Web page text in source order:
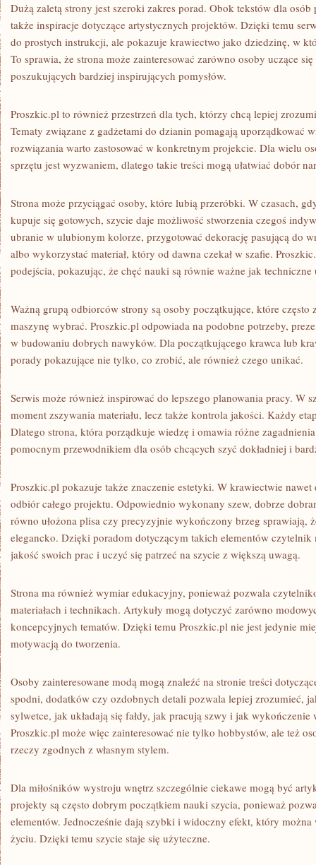
Dużą zaletą strony jest szeroki zakres porad. Obok tekstów dla
także inspiracje dotyczące artystycznych projektów. Dzięki temu
do prostych instrukcji, ale pokazuje krawiectwo jako dziedzinę, w
To sprawia, że strona może zainteresować zarówno osoby uczące
poszukujących bardziej inspirujących pomysłów.
Proszkic.pl to również przestrzeń dla tych, którzy chcą lepiej
Tematy związane z gadżetami do dzianin pomagają uporządkować
rozwiązania warto zastosować w konkretnym projekcie. Dla wielu
sprzętu jest wyzwaniem, dlatego takie treści mogą ułatwiać dobór
Strona może przyciągać osoby, które lubią przeróbki. W czasach,
kupuje się gotowych, szycie daje możliwość stworzenia czegoś
ubranie w ulubionym kolorze, przygotować dekorację pasującą do
albo wykorzystać materiał, który od dawna czekał w szafie.
podejścia, pokazując, że chęć nauki są równie ważne jak techniczne
Ważną grupą odbiorców strony są osoby początkujące, które często
maszynę wybrać. Proszkic.pl odpowiada na podobne potrzeby,
w budowaniu dobrych nawyków. Dla początkującego krawca lub
porady pokazujące nie tylko, co zrobić, ale również czego unikać.
Serwis może również inspirować do lepszego planowania pracy. W
moment zszywania materiału, lecz także kontrola jakości. Każdy
Dlatego strona, która porządkuje wiedzę i omawia różne
pomocnym przewodnikiem dla osób chcących szyć dokładniej i
Proszkic.pl pokazuje także znaczenie estetyki. W krawiectwie
odbiór całego projektu. Odpowiednio wykonany szew, dobrze
równo ułożona plisa czy precyzyjnie wykończony brzeg sprawiają,
elegancko. Dzięki poradom dotyczącym takich elementów czytelnik
jakość swoich prac i uczyć się patrzeć na szycie z większą uwagą.
Strona ma również wymiar edukacyjny, ponieważ pozwala
materiałach i technikach. Artykuły mogą dotyczyć zarówno
koncepcyjnych tematów. Dzięki temu Proszkic.pl nie jest jedynie
motywacją do tworzenia.
Osoby zainteresowane modą mogą znaleźć na stronie treści
spodni, dodatków czy ozdobnych detali pozwala lepiej zrozumieć,
sylwetce, jak układają się fałdy, jak pracują szwy i jak wykończenie
Proszkic.pl może więc zainteresować nie tylko hobbystów, ale też
rzeczy zgodnych z własnym stylem.
Dla miłośników wystroju wnętrz szczególnie ciekawe mogą być
projekty są często dobrym początkiem nauki szycia, ponieważ
elementów. Jednocześnie dają szybki i widoczny efekt, który
życiu. Dzięki temu szycie staje się użyteczne.